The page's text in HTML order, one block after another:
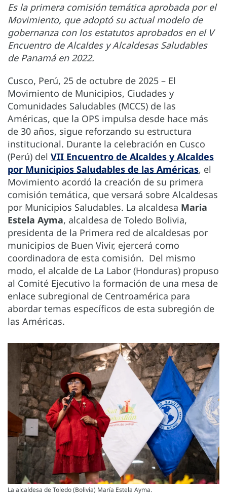
Es la primera comisión temática aprobada por el
Movimiento, que adoptó su actual modelo de
gobernanza con los estatutos aprobados en el V
Encuentro de Alcaldes y Alcaldesas Saludables
de Panamá en 2022.
Cusco, Perú, 25 de octubre de 2025 – El
Movimiento de Municipios, Ciudades y
Comunidades Saludables (MCCS) de las
Américas, que la OPS impulsa desde hace más
de 30 años, sigue reforzando su estructura
institucional. Durante la celebración en Cusco
(Perú) del VII Encuentro de Alcaldes y Alcaldes
por Municipios Saludables de las Américas, el
Movimiento acordó la creación de su primera
comisión temática, que versará sobre Alcaldesas
por Municipios Saludables. La alcaldesa Maria
Estela Ayma, alcaldesa de Toledo Bolivia,
presidenta de la Primera red de alcaldesas por
municipios de Buen Vivir, ejercerá como
coordinadora de esta comisión. Del mismo
modo, el alcalde de La Labor (Honduras) propuso
al Comité Ejecutivo la formación de una mesa de
enlace subregional de Centroamérica para
abordar temas específicos de esta subregión de
las Américas.
La alcaldesa de Toledo (Bolivia) María Estela Ayma.